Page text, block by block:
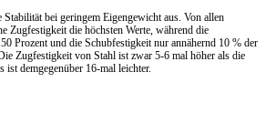
bei geringem Eigengewicht aus. Von allen
Zugfestigkeit die höchsten Werte, während die
Prozent und die Schubfestigkeit nur annähernd 10 % der
Zugfestigkeit von Stahl ist zwar 5-6 mal höher als die
demgegenüber 16-mal leichter.